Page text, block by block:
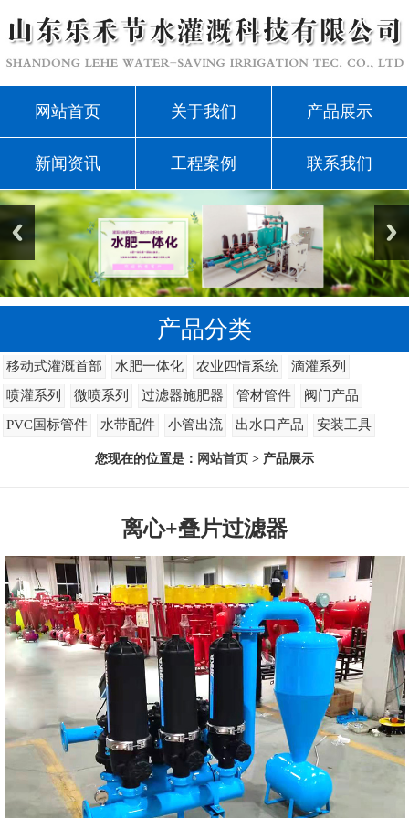
网站首页 关于我们 产品展示
新闻资讯 工程案例 联系我们
产品分类
移动式灌溉首部 水肥一体化 农业四情系统
滴灌系列
喷灌系列
微喷系列 过滤器施肥器 管材管件
阀门产品
PVC国标管件
水带配件 小管出流 出水口产品 安装工具
您现在的位置是： 网站首页 > 产品展示
离心+叠片过滤器